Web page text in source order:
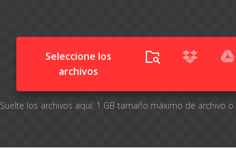
Seleccione los
archivos
Suelte los archivos aquí. 1 GB tamaño máximo de archivo o